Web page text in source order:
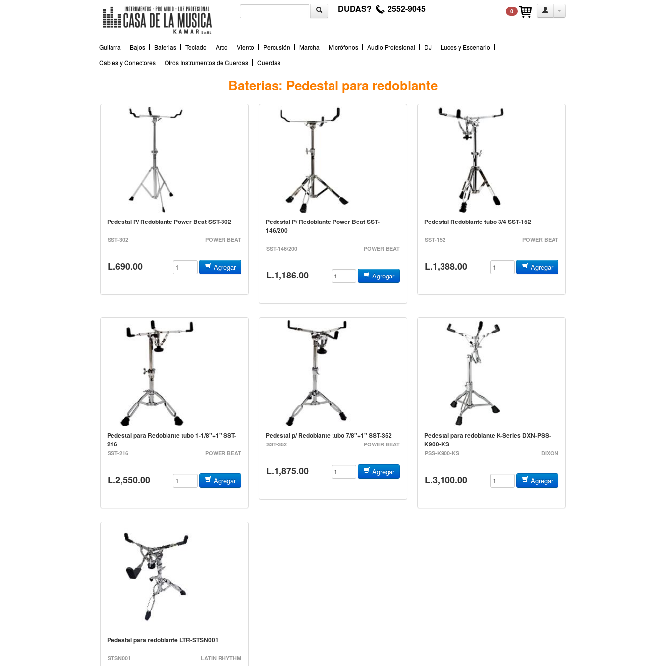
DUDAS? 2552-9045 0
Guitarra Bajos Baterias Teclado Arco Viento Percusión Marcha Micrófonos Audio Profesional DJ
Luces y Escenario
Cables y Conectores
Otros Instrumentos de Cuerdas Cuerdas
Baterias: Pedestal para redoblante
Pedestal P/ Redoblante Power Beat SST-302
SST-302 POWER BEAT
L.690.00 Agregar
Pedestal P/ Redoblante Power Beat SST-
146/200
SST-146/200 POWER BEAT
L.1,186.00 Agregar
Pedestal Redoblante tubo 3/4 SST-152
SST-152 POWER BEAT
L.1,388.00 Agregar
Pedestal para Redoblante tubo 1-1/8"+1" SST-
216
SST-216 POWER BEAT
L.2,550.00 Agregar
Pedestal p/ Redoblante tubo 7/8"+1" SST-352
SST-352 POWER BEAT
L.1,875.00 Agregar
Pedestal para redoblante K-Series DXN-PSS-
K900-KS
PSS-K900-KS DIXON
L.3,100.00 Agregar
Pedestal para redoblante LTR-STSN001
STSN001 LATIN RHYTHM